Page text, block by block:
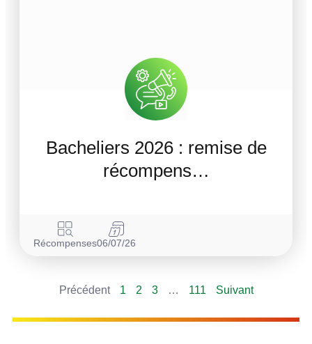
Bacheliers 2026 : remise de
récompens…
Récompenses06/07/26
Précédent 1 2 3 … 111 Suivant